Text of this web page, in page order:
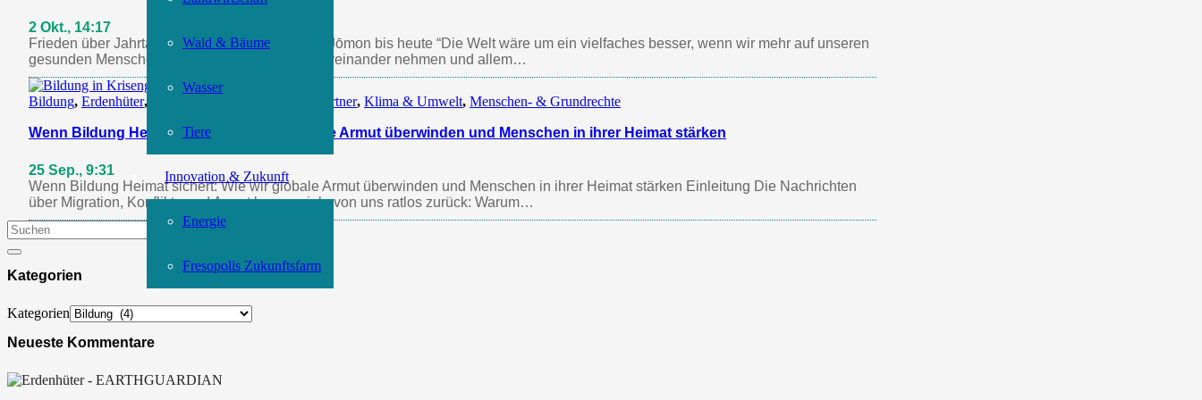
Wald & Bäume
Wasser
Tiere
Innovation & Zukunft
Energie
Fresopolis Zukunftsfarm
2 Okt., 14:17
Frieden über Jahrtausende: Lektionen von den Jōmon bis heute “Die Welt wäre um ein vielfaches besser, wenn wir mehr auf unseren
gesunden Menschenverstand hören, uns Zeit füreinander nehmen und allem…
Bildung, Erdenhüter, Global Partner, Klima & Umwelt, Menschen- & Grundrechte
Wenn Bildung Heimat sichert: Wie wir globale Armut überwinden und Menschen in ihrer Heimat stärken
25 Sep., 9:31
Wenn Bildung Heimat sichert: Wie wir globale Armut überwinden und Menschen in ihrer Heimat stärken Einleitung Die Nachrichten
über Migration, Konflikte und Armut lassen viele von uns ratlos zurück: Warum…
Kategorien
Kategorien
Neueste Kommentare